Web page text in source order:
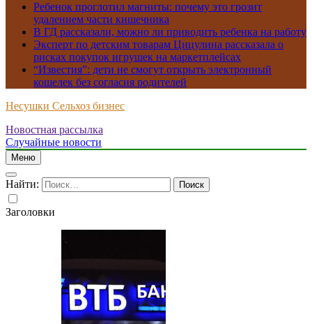
Ребенок проглотил магниты: почему это грозит
удалением части кишечника
В ГД рассказали, можно ли приводить ребенка на работу
Эксперт по детским товарам Цицулина рассказала о
рисках покупок игрушек на маркетплейсах
“Известия”: дети не смогут открыть электронный
кошелек без согласия родителей
Несушки Сельхоз бизнес
Новостная рассылка
Случайные новости
Меню
Найти:
Заголовки